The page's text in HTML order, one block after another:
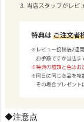
◆注意点